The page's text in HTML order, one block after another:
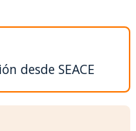
desde SEACE